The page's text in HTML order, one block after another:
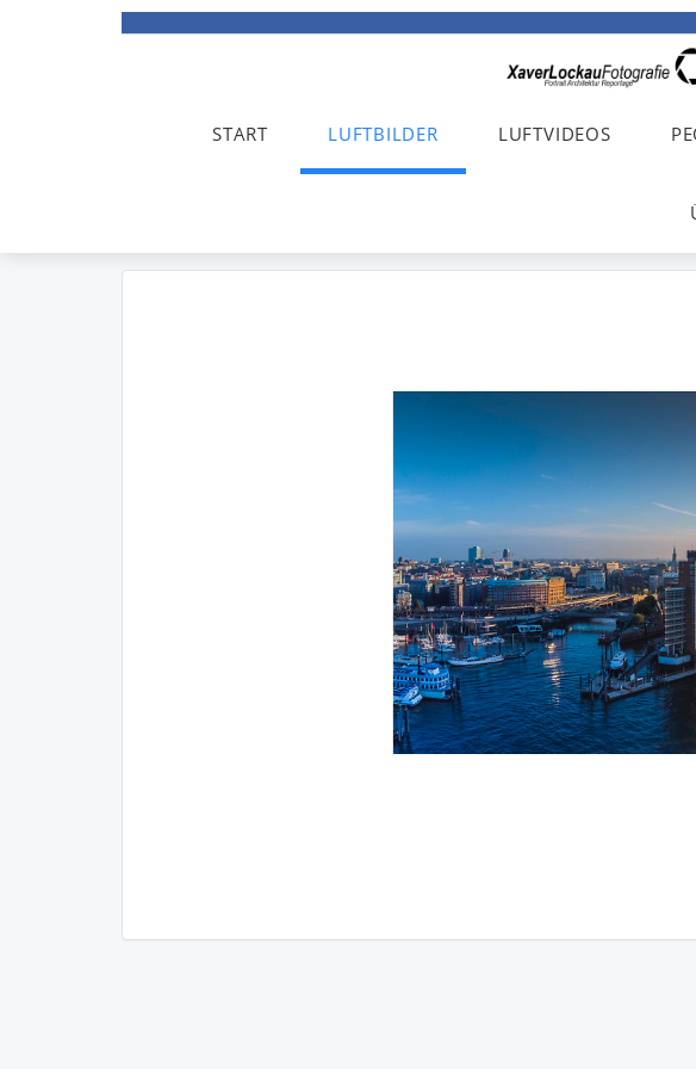
START LUFTBILDER LUFTVIDEOS